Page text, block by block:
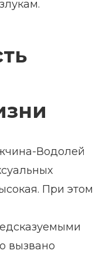
Водолей
При этом
вызвано